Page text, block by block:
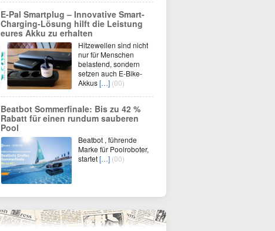
E-Pal Smartplug – Innovative Smart-
Charging-Lösung hilft die Leistung
eures Akku zu erhalten
Hitzewellen sind nicht
nur für Menschen
belastend, sondern
setzen auch E-Bike-
Akkus[…] (00)
Beatbot Sommerfinale: Bis zu 42 %
Rabatt für einen rundum sauberen
Pool
Beatbot , führende
Marke für Poolroboter,
startet[…] (00)